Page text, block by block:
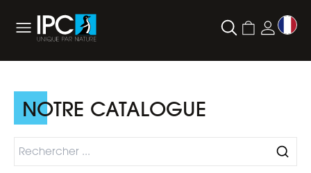
NOTRE CATALOGUE